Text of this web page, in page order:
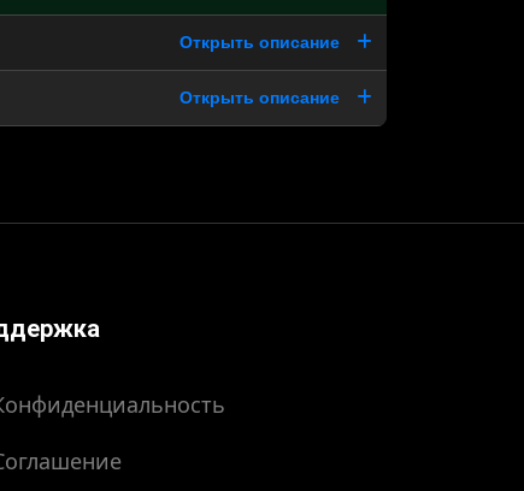
Открыть описание
Открыть описание